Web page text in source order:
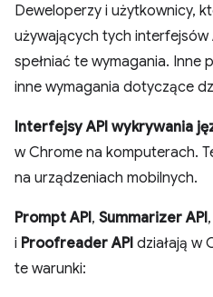
Deweloperzy i użytkownicy,
używających tych interfejsów
spełniać te wymagania. Inne
inne wymagania dotyczące
Interfejsy API wykrywania
w Chrome na komputerach.
na urządzeniach mobilnych.
Prompt API, Summarizer API,
i Proofreader API działają w
te warunki: